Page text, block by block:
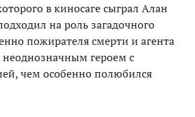
в киносаге сыграл Алан
на роль загадочного
пожирателя смерти и агента
героем с
чем особенно полюбился